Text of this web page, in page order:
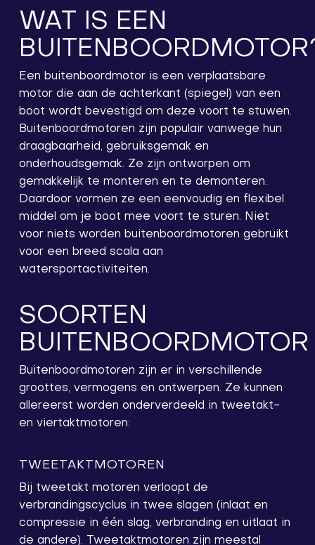
WAT IS EEN
Een buitenboordmotor is een verplaatsbare
motor die aan de achterkant (spiegel) van een
boot wordt bevestigd om deze voort te stuwen.
Buitenboordmotoren zijn populair vanwege hun
draagbaarheid, gebruiksgemak en
onderhoudsgemak. Ze zijn ontworpen om
gemakkelijk te monteren en te demonteren.
Daardoor vormen ze een eenvoudig en flexibel
middel om je boot mee voort te sturen. Niet
voor niets worden buitenboordmotoren gebruikt
voor een breed scala aan
watersportactiviteiten.
SOORTEN
BUITENBOORDMOTOR
Buitenboordmotoren zijn er in verschillende
groottes, vermogens en ontwerpen. Ze kunnen
allereerst worden onderverdeeld in tweetakt-
en viertaktmotoren:
TWEETAKTMOTOREN
Bij tweetakt motoren verloopt de
verbrandingscyclus in twee slagen (inlaat en
compressie in één slag, verbranding en uitlaat in
de andere). Tweetaktmotoren zijn meestal